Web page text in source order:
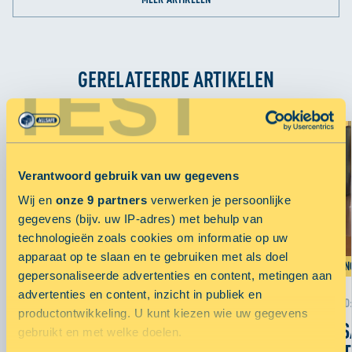
TEST
Verantwoord gebruik van uw gegevens
Wij en onze 9 partners verwerken je persoonlijke
gegevens (bijv. uw IP-adres) met behulp van
technologieën zoals cookies om informatie op uw
apparaat op te slaan en te gebruiken met als doel
gepersonaliseerde advertenties en content, metingen aan
advertenties en content, inzicht in publiek en
productontwikkeling. U kunt kiezen wie uw gegevens
gebruikt en met welke doelen.
GERELATEERDE ARTIKELEN
SAMENWERKING
LEESTIJD:< 1 MINUUT
ALLSAFE PARTNER VAN